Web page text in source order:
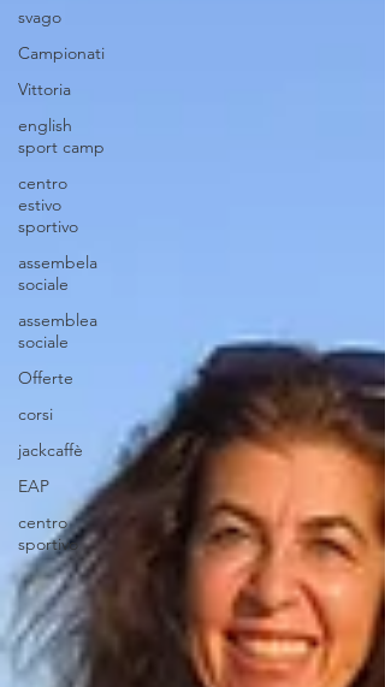
svago
Campionati
Vittoria
english
sport camp
centro
estivo
sportivo
assembela
sociale
assemblea
sociale
Offerte
corsi
jackcaffè
EAP
centro
sportivo